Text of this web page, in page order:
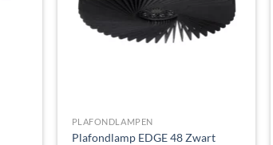
PLAFONDLAMPEN
Plafondlamp EDGE 48 Zwart